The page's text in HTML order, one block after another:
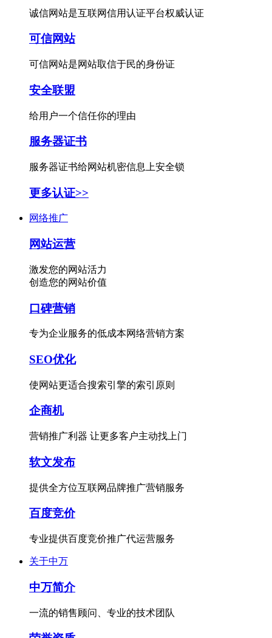
诚信网站是互联网信用认证平台权威认证
可信网站
可信网站是网站取信于民的身份证
安全联盟
给用户一个信任你的理由
服务器证书
服务器证书给网站机密信息上安全锁
更多认证>>
网络推广
网站运营
激发您的网站活力
创造您的网站价值
口碑营销
专为企业服务的低成本网络营销方案
SEO优化
使网站更适合搜索引擎的索引原则
企商机
营销推广利器 让更多客户主动找上门
软文发布
提供全方位互联网品牌推广营销服务
百度竞价
专业提供百度竞价推广代运营服务
关于中万
中万简介
一流的销售顾问、专业的技术团队